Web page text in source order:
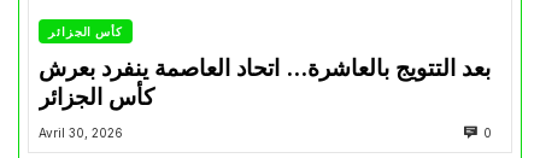
كأس الجزائر
بعد التتويج بالعاشرة… اتحاد العاصمة ينفرد بعرش
كأس الجزائر
Avril 30, 2026 0